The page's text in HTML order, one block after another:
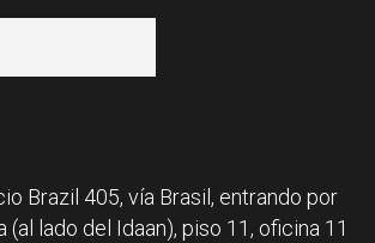
Brazil 405, vía Brasil, entrando por
(al lado del Idaan), piso 11, oficina 11